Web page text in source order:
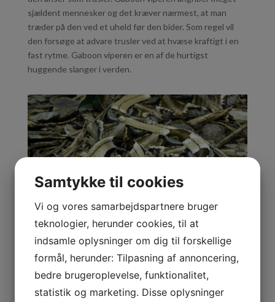
sjældent mennesker og det kræver nærmest, at man
træder på den ved et uheld før den bider. Som regel vil
den forsøge at advare trusler ved at hvæse kraftigt i en
fast rytme. Gaboon viperen er en af de hurtigst
huggende slanger i verden.
DYRETS SPONSOR
Samtykke til cookies
Vi og vores samarbejdspartnere bruger
teknologier, herunder cookies, til at
indsamle oplysninger om dig til forskellige
formål, herunder: Tilpasning af annoncering,
bedre brugeroplevelse, funktionalitet,
statistik og marketing. Disse oplysninger